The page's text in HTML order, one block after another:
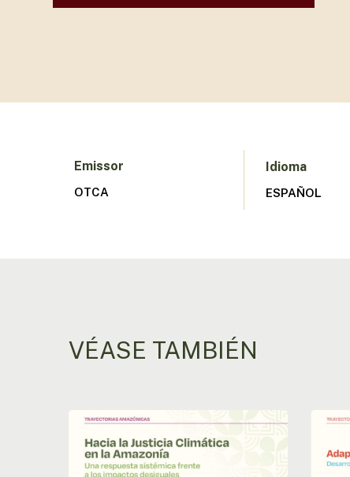
Emissor
OTCA
Idioma
ESPAÑOL
VÉASE TAMBIÉN
Camino
justicia